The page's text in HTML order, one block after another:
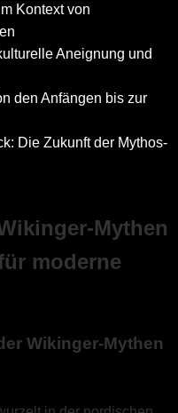
Kontext von
Aneignung und
den Anfängen bis zur
Die Zukunft der Mythos-
Mythen
moderne
Wikinger-Mythen